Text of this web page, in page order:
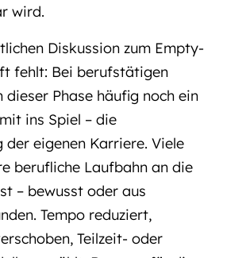
wird.
Diskussion zum Empty-
fehlt: Bei berufstätigen
dieser Phase häufig noch ein
ins Spiel – die
der eigenen Karriere. Viele
berufliche Laufbahn an die
– bewusst oder aus
Tempo reduziert,
Teilzeit- oder